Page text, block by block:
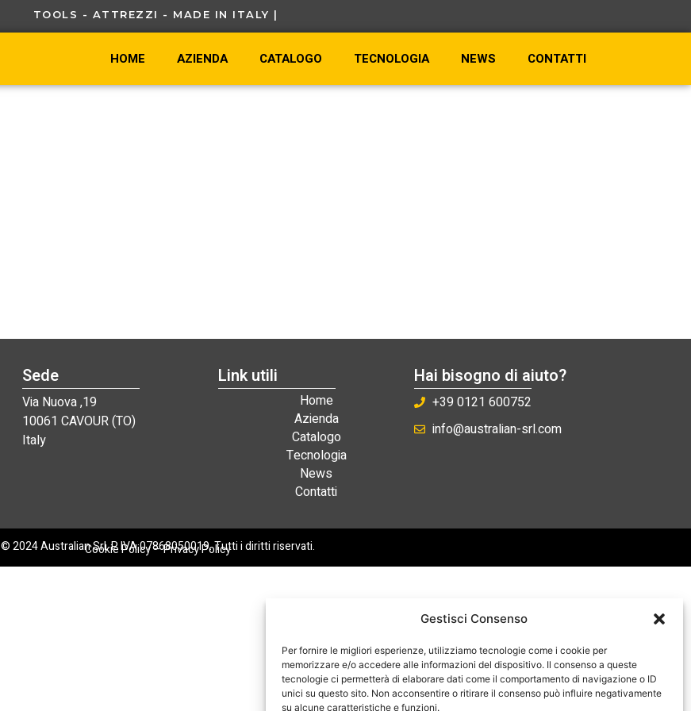
Gestisci Consenso
Per fornire le migliori esperienze, utilizziamo tecnologie come i cookie per
memorizzare e/o accedere alle informazioni del dispositivo. Il consenso a queste
tecnologie ci permetterà di elaborare dati come il comportamento di navigazione o ID
unici su questo sito. Non acconsentire o ritirare il consenso può influire negativamente
su alcune caratteristiche e funzioni.
TOOLS - ATTREZZI - MADE IN ITALY |
HOME AZIENDA CATALOGO TECNOLOGIA NEWS CONTATTI
Sede
Via Nuova ,19
10061 CAVOUR (TO)
Italy
Link utili
Home
Azienda
Catalogo
Tecnologia
News
Contatti
Hai bisogno di aiuto?
+39 0121 600752
info@australian-srl.com
© 2024 Australian Srl. P. IVA 07868050019. Tutti i diritti riservati.
Cookie Policy–Privacy Policy